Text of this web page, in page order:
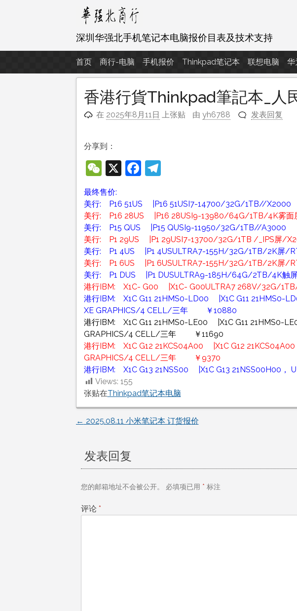
内
深圳华强北手机笔记本电脑报价目表及技术支持
首页 商行-电脑 手机报价 Thinkpad笔记本 联想电脑 华
香港行貨Thinkpad筆記本_人
在 2025年8月11日 上张贴 由yh6788 发表回复
分享到：
WeChat
X Facebook
Telegram
最终售价:
美行: P16 51US |P16 51USI7-14700/32G/1TB//
美行: P16 28US |P16 28USI9-13980/64G/1TB/4K
美行: P15 QUS |P15 QUSI9-11950/32G/1TB//
美行: P1 29US |P1 29USI7-13700/32G/1TB /_IPS屏
美行: P1 4US |P1 4USULTRA7-155H/32G/1TB/2K
美行: P1 6US |P1 6USULTRA7-155H/32G/1TB/2K
美行: P1 DUS |P1 DUSULTRA9-185H/64G/2TB/4K
港行IBM: X1C- G00 |X1C- G00ULTRA7 268V/32G/
港行IBM: X1C G11 21HMS0-LD00 |X1C G11 21HMS0-
XE GRAPHICS/4 CELL/三年 ￥10880
港行IBM: X1C G11 21HMS0-LE00 |X1C G11 21HMS0-
GRAPHICS/4 CELL/三年 ￥11690
港行IBM: X1C G12 21KCS04A00 |X1C G12
GRAPHICS/4 CELL/三年 ￥9370
港行IBM: X1C G13 21NSS00 |X1C G13 21NSS00H00
Views: 155
张贴在Thinkpad笔记本电脑
文
章
导
← 2025.08.11 小米笔记本 订货报价
发表回复
您的邮箱地址不会被公开。 必填项已用 * 标注
评论 *